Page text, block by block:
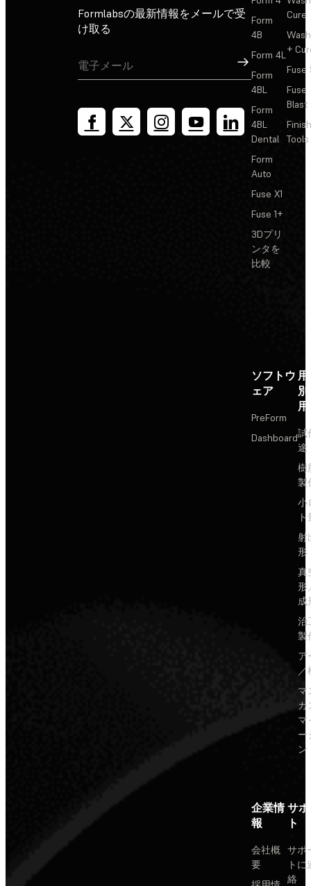
Formlabsの最新情報をメールで受
け取る
サインアップ
Form
4B
Form 4L
Form
4BL
Form
4BL
Dental
Form
Auto
Fuse X1
Fuse 1+
3Dプリ
ンタを
比較
Cure
+
Fuse
Fuse
Blast
Tools
ソフトウ
ェア
PreForm
Dashboard試
途
樹
製
小
射
形
真
形
成
治
製
ア
／
マ
カ
マ
ー
ン
企業情
報
会社概
要
サ
ト
サポ
トに
絡